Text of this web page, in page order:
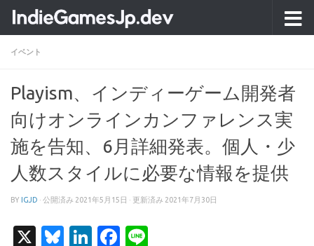
コンテンツへスキップ
イベント
Playism、インディーゲーム開発者
向けオンラインカンファレンス実
施を告知、6月詳細発表。個人・少
人数スタイルに必要な情報を提供
BY IGJD · 公開済み 2021年5月15日 · 更新済み 2021年7月30日
X Bluesky
LinkedIn
Facebook